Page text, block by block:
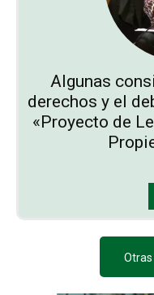
Algunas
derechos y el
«Proyecto de